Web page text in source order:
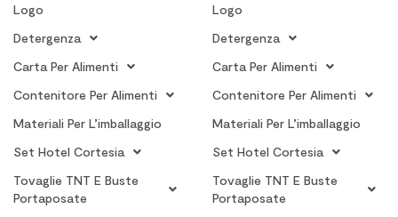
Logo
Detergenza
Carta Per Alimenti
Contenitore Per Alimenti
Materiali Per L’imballaggio
Set Hotel Cortesia
Tovaglie TNT E Buste
Portaposate
Logo
Detergenza
Carta Per Alimenti
Contenitore Per Alimenti
Materiali Per L’imballaggio
Set Hotel Cortesia
Tovaglie TNT E Buste
Portaposate